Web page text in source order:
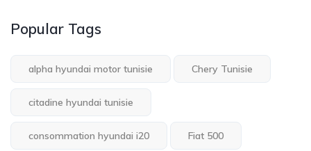
Popular Tags
alpha hyundai motor tunisie Chery Tunisie
citadine hyundai tunisie
consommation hyundai i20 Fiat 500